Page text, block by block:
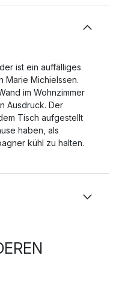
ist ein auffälliges
Marie Michielssen.
im Wohnzimmer
Ausdruck. Der
Tisch aufgestellt
haben, als
kühl zu halten.